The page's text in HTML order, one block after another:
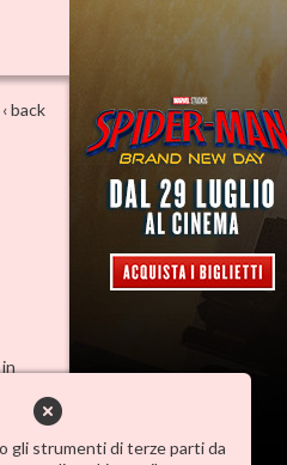
gli strumenti di terze parti da
‹ back
e